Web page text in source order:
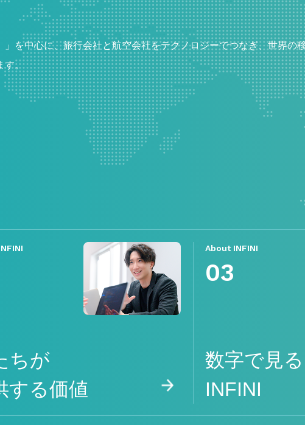
を中心に、旅行会社と航空会社をテクノロジーでつなぎ、世界の
す。
ちが
する価値
About INFINI
03
数字で見る
INFINI